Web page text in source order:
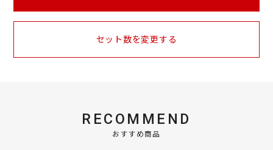
セット数を変更する
RECOMMEND
おすすめ商品